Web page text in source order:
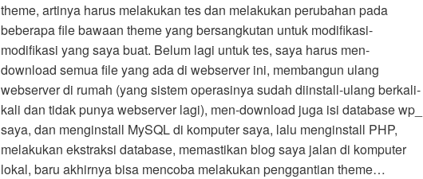
theme, artinya harus melakukan tes dan melakukan perubahan pada
beberapa file bawaan theme yang bersangkutan untuk modifikasi-
modifikasi yang saya buat. Belum lagi untuk tes, saya harus men-
download semua file yang ada di webserver ini, membangun ulang
webserver di rumah (yang sistem operasinya sudah diinstall-ulang berkali-
kali dan tidak punya webserver lagi), men-download juga isi database wp_
saya, dan menginstall MySQL di komputer saya, lalu menginstall PHP,
melakukan ekstraksi database, memastikan blog saya jalan di komputer
lokal, baru akhirnya bisa mencoba melakukan penggantian theme…